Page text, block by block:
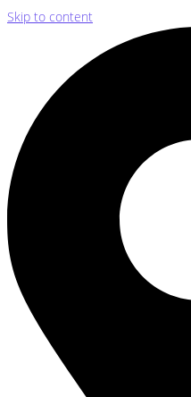
Skip to content